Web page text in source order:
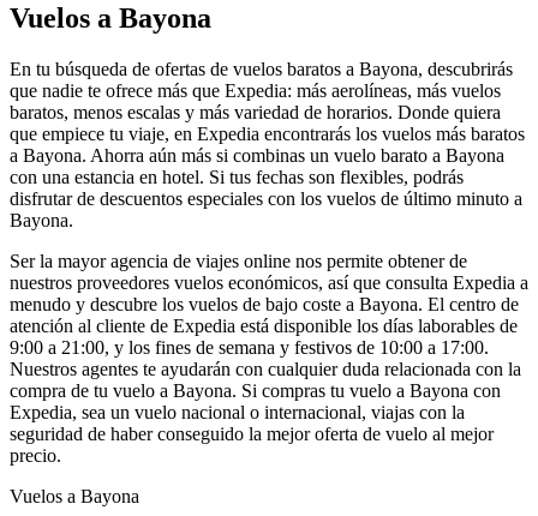
Vuelos a Bayona
En tu búsqueda de ofertas de vuelos baratos a Bayona, descubrirás
que nadie te ofrece más que Expedia: más aerolíneas, más vuelos
baratos, menos escalas y más variedad de horarios. Donde quiera
que empiece tu viaje, en Expedia encontrarás los vuelos más baratos
a Bayona. Ahorra aún más si combinas un vuelo barato a Bayona
con una estancia en hotel. Si tus fechas son flexibles, podrás
disfrutar de descuentos especiales con los vuelos de último minuto a
Bayona.
Ser la mayor agencia de viajes online nos permite obtener de
nuestros proveedores vuelos económicos, así que consulta Expedia a
menudo y descubre los vuelos de bajo coste a Bayona. El centro de
atención al cliente de Expedia está disponible los días laborables de
9:00 a 21:00, y los fines de semana y festivos de 10:00 a 17:00.
Nuestros agentes te ayudarán con cualquier duda relacionada con la
compra de tu vuelo a Bayona. Si compras tu vuelo a Bayona con
Expedia, sea un vuelo nacional o internacional, viajas con la
seguridad de haber conseguido la mejor oferta de vuelo al mejor
precio.
Vuelos a Bayona